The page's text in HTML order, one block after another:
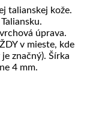
talianskej kože.
úprava.
v mieste, kde
značný). Šírka
4 mm.